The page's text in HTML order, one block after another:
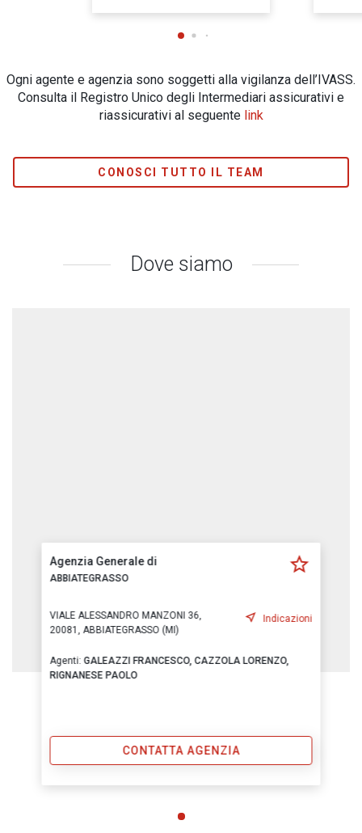
Ogni agente e agenzia sono soggetti alla vigilanza dell’IVASS.
Consulta il Registro Unico degli Intermediari assicurativi e
riassicurativi al seguente link
CONOSCI TUTTO IL TEAM
Dove siamo
Agenzia Generale di
ABBIATEGRASSO
VIALE ALESSANDRO MANZONI 36,
20081, ABBIATEGRASSO (MI)
Indicazioni
Agenti:GALEAZZI FRANCESCO,CAZZOLA LORENZO,
RIGNANESE PAOLO
CONTATTA AGENZIA